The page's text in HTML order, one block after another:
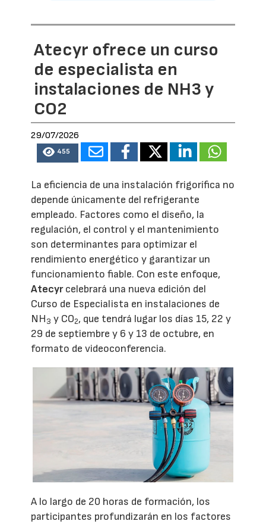
Atecyr ofrece un curso
de especialista en
instalaciones de NH3 y
CO2
29/07/2026
455
La eficiencia de una instalación frigorífica no
depende únicamente del refrigerante
empleado. Factores como el diseño, la
regulación, el control y el mantenimiento
son determinantes para optimizar el
rendimiento energético y garantizar un
funcionamiento fiable. Con este enfoque,
Atecyrcelebrará una nueva edición del
Curso de Especialista en instalaciones de
NH3 y CO2, que tendrá lugar los días 15, 22 y
29 de septiembre y 6 y 13 de octubre, en
formato de videoconferencia.
A lo largo de 20 horas de formación, los
participantes profundizarán en los factores